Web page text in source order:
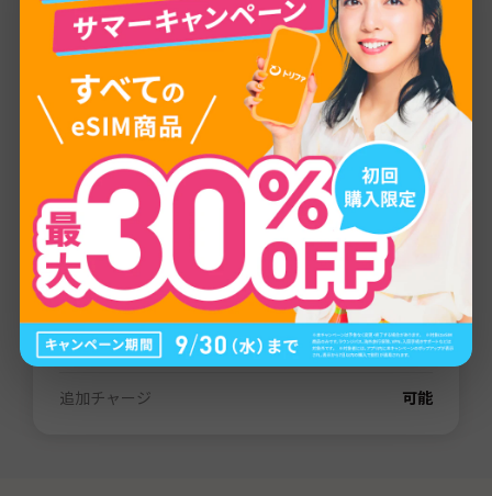
基本情報
ネットワーク Nar Mobile/Bakcell
プロバイダー LTE
通信量 1GB/3GB/5GB/10GB /20GB/ 30GB /80GB/
無制限
有効期間 7日間/15日間/31日間 60日間
電話番号（SMS） なし
デザリング 可能
追加チャージ 可能